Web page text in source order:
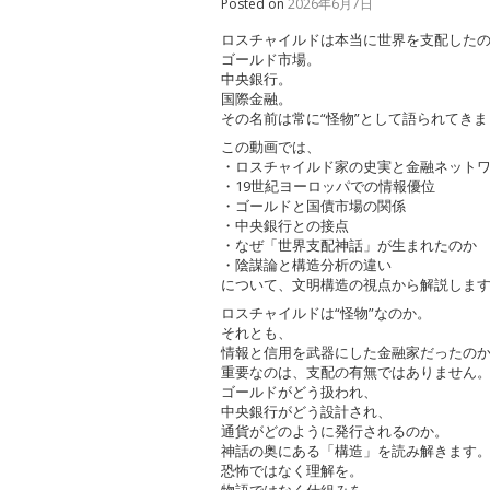
Posted on 2026年6月7日
ロスチャイルドは本当に世界を支配したの
ゴールド市場。
中央銀行。
国際金融。
その名前は常に“怪物”として語られてきま
この動画では、
・ロスチャイルド家の史実と金融ネット
・19世紀ヨーロッパでの情報優位
・ゴールドと国債市場の関係
・中央銀行との接点
・なぜ「世界支配神話」が生まれたのか
・陰謀論と構造分析の違い
について、文明構造の視点から解説します
ロスチャイルドは“怪物”なのか。
それとも、
情報と信用を武器にした金融家だったのか
重要なのは、支配の有無ではありません。
ゴールドがどう扱われ、
中央銀行がどう設計され、
通貨がどのように発行されるのか。
神話の奥にある「構造」を読み解きます。
恐怖ではなく理解を。